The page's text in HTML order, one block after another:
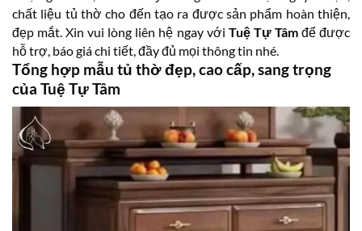
chất liệu tủ thờ cho đến tạo ra được sản phẩm hoàn thiện,
đẹp mắt. Xin vui lòng liên hệ ngay với Tuệ Tự Tâmđể được
hỗ trợ, báo giá chi tiết, đầy đủ mọi thông tin nhé.
Tổng hợp mẫu tủ thờ đẹp, cao cấp, sang trọng
của Tuệ Tự Tâm